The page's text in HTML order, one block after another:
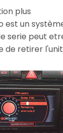
plus
est un
serie peut
de retirer